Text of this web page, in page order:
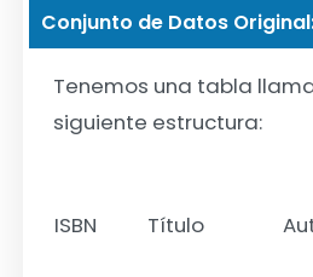
Conjunto de Datos
Tenemos una tabla
siguiente estructura:
ISBN Título